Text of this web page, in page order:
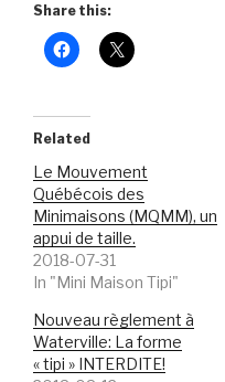
Share this:
Related
Le Mouvement
Québécois des
Minimaisons (MQMM), un
appui de taille.
2018-07-31
In "Mini Maison Tipi"
Nouveau règlement à
Waterville: La forme
« tipi » INTERDITE!